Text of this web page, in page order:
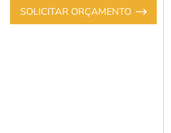
SOLICITAR ORÇAMENTO